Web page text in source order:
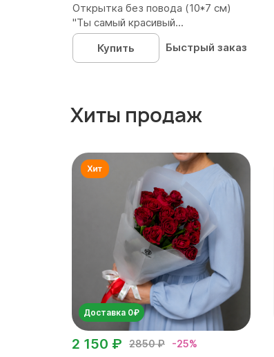
Открытка без повода (10*7 см)
"Ты самый красивый...
Купить
Быстрый заказ
Хиты продаж
Доставка 0₽
2850 ₽ -25%
2 150 ₽